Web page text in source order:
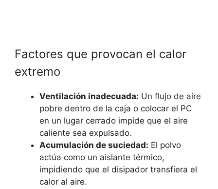
Factores que provocan el calor
extremo
Ventilación inadecuada: Un flujo de aire
pobre dentro de la caja o colocar el PC
en un lugar cerrado impide que el aire
caliente sea expulsado.
Acumulación de suciedad: El polvo
actúa como un aislante térmico,
impidiendo que el disipador transfiera el
calor al aire.